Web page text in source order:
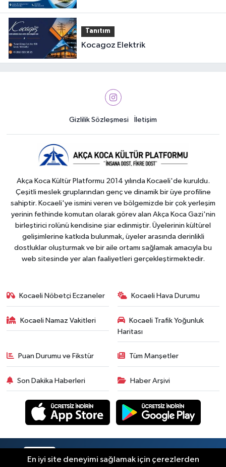
Tanıtım
Kocagoz Elektrik
Gizlilik Sözleşmesi İletişim
Akça Koca Kültür Platformu 2014 yılında Kocaeli'de kuruldu.
Çeşitli meslek gruplarından genç ve dinamik bir üye profiline
sahiptir. Kocaeli'ye ismini veren ve bölgemizde bir çok yerleşim
yerinin fethinde komutan olarak görev alan Akça Koca Gazi'nin
birleştirici rolünü kendisine şiar edinmiştir. Üyelerinin kültürel
gelişimlerine katkıda bulunmak, üyeler arasında derinlikli
dostluklar oluşturmak ve bir aile ortamı sağlamak amacıyla bu
web sitesinde yer alan faaliyetleri gerçekleştirmektedir.
Kocaeli Nöbetçi Eczaneler Kocaeli Hava Durumu
Kocaeli Namaz Vakitleri
Kocaeli Trafik Yoğunluk
Haritası
Puan Durumu ve Fikstür Tüm Manşetler
Son Dakika Haberleri Haber Arşivi
En iyi site deneyimi sağlamak için çerezlerden